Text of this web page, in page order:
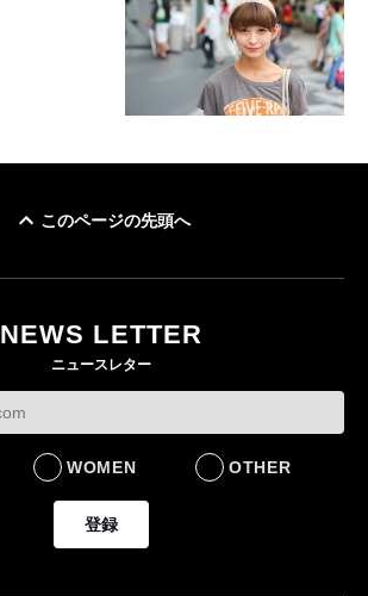
このページの先頭へ
NEWS LETTER
ニュースレター
WOMEN OTHER
登録